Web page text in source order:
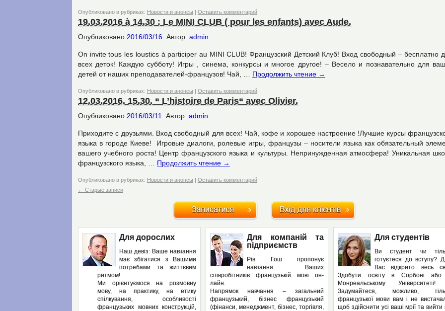
Опубликовано в рубриках: Новости и анонсы Оставить комментарий
19.03.2016 à 14.30 : Le MINI CLUB ( pour les enfants) avec Aude.
Опубликовано 2016/03/16. Автор: admin
On invite tous les loustics à participer au MINI CLUB! Французский Детский Клуб! Вход свободный – бесплатно
всех деток! Каждую субботу! Игры , синема, конкурсы и многое другое! – Весело и познавательно для
детей от наших преподавателей-французов! Чай, … Продолжить чтение →
Опубликовано в рубриках: Новости и анонсы Оставить комментарий
12.03.2016, 15.30. “ L’histoire de Paris“ avec Olivier.
Опубликовано 2016/03/11. Автор: admin
Приходите с друзьями. Вход свободный для всех! Чай, кофе и хорошее настроение !Лучшие курсы
языка в городе Киеве! Игровые диалоги, ролевые игры, французы – носители языка как обязательный
вашего учебного роста! Центр французского языка и культуры. Непринужденная атмосфера! Уникальная
французского языка, … Продолжить чтение →
Опубликовано в рубриках: Новости и анонсы | Оставить комментарий
← Старые записи
Для дорослих
Наш девіз: Ваше навчання
має збігатися з Вашими
потребами та життєвим
ритмом!
Ми орієнтуємося на розмовну
мову, на практику, на етику
спілкування, особливості
французьких мовних конструкцій,
Для компаній та
підприємств
Рів Гош пропонує
навчання Ваших
співробітників французькій мові он-
лайн.
Напрямок навчання – загальний
французький, бізнес французький
(фінанси, менеджмент, бізнес, торгівля,
Для студентів
Ви студент чи
готуєтеся до вступу?
Вас відкрито весь
Здобути освіту в Сорбоні
Монреальському
Задумайтеся, можливо,
французької мови вам і не
щоб здійснити усі ваші мрії та вийти